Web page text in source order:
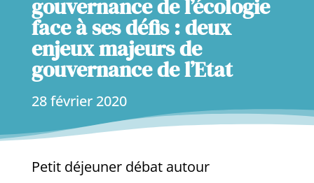
gouvernance de l’écologie
face à ses défis : deux
enjeux majeurs de
gouvernance de l’Etat
28 février 2020
Petit déjeuner débat autour